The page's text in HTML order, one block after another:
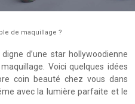
de maquillage ?
d’une star hollywoodienne
Voici quelques idées
coin beauté chez vous dans
avec la lumière parfaite et le